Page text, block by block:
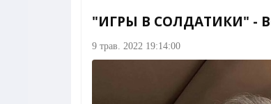
"ИГРЫ В СОЛДАТИКИ" -
9 трав. 2022 19:14:00